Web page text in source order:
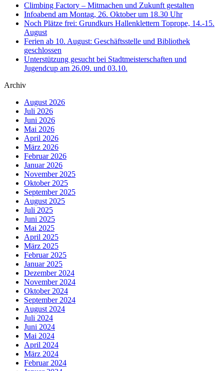
Climbing Factory – Mitmachen und Zukunft gestalten
Infoabend am Montag, 26. Oktober um 18.30 Uhr
Noch Plätze frei: Grundkurs Hallenklettern Toprope, 14.-15.
August
Ferien ab 10. August: Geschäftsstelle und Bibliothek
geschlossen
Unterstützung gesucht bei Stadtmeisterschaften und
Jugendcup am 26.09. und 03.10.
Archiv
August 2026
Juli 2026
Juni 2026
Mai 2026
April 2026
März 2026
Februar 2026
Januar 2026
November 2025
Oktober 2025
September 2025
August 2025
Juli 2025
Juni 2025
Mai 2025
April 2025
März 2025
Februar 2025
Januar 2025
Dezember 2024
November 2024
Oktober 2024
September 2024
August 2024
Juli 2024
Juni 2024
Mai 2024
April 2024
März 2024
Februar 2024